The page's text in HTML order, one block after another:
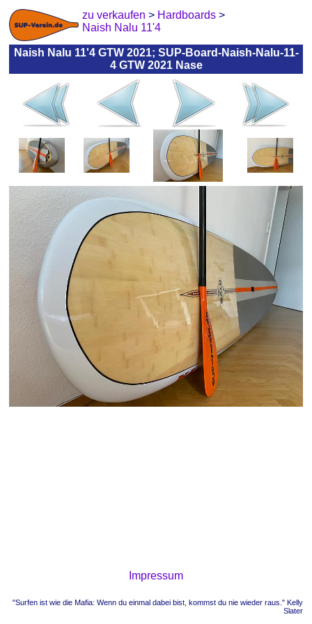
zu verkaufen > Hardboards >
Naish Nalu 11'4
Naish Nalu 11'4 GTW 2021; SUP-Board-Naish-Nalu-11-
4 GTW 2021 Nase
Impressum
"Surfen ist wie die Mafia: Wenn du einmal dabei bist, kommst du nie wieder raus." Kelly
Slater